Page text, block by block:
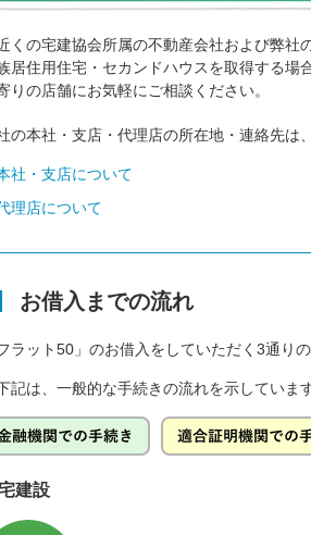
くの宅建協会所属の不動産会社および弊社
居住用住宅・セカンドハウスを取得する場
りの店舗にお気軽にご相談ください。
の本社・支店・代理店の所在地・連絡先は
社・支店について
理店について
お借入までの流れ
ラット50」のお借入をしていただく3通りの
記は、一般的な手続きの流れを示しています
建設